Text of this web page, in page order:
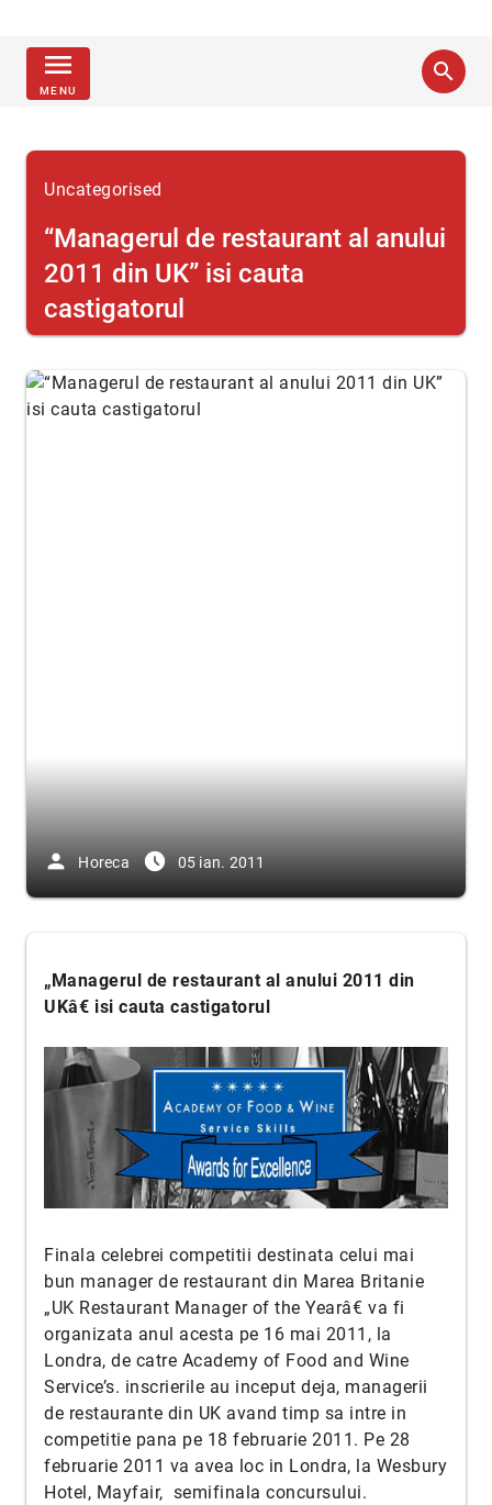
menu
MENU
search
Uncategorised
“Managerul de restaurant al anului
2011 din UK” isi cauta
castigatorul
person Horeca access_time_filled 05 ian. 2011
„Managerul de restaurant al anului 2011 din
UKâ€ isi cauta castigatorul
Finala celebrei competitii destinata celui mai
bun manager de restaurant din Marea Britanie
„UK Restaurant Manager of the Yearâ€ va fi
organizata anul acesta pe 16 mai 2011, la
Londra, de catre Academy of Food and Wine
Service’s. inscrierile au inceput deja, managerii
de restaurante din UK avand timp sa intre in
competitie pana pe 18 februarie 2011. Pe 28
februarie 2011 va avea loc in Londra, la Wesbury
Hotel, Mayfair, semifinala concursului.